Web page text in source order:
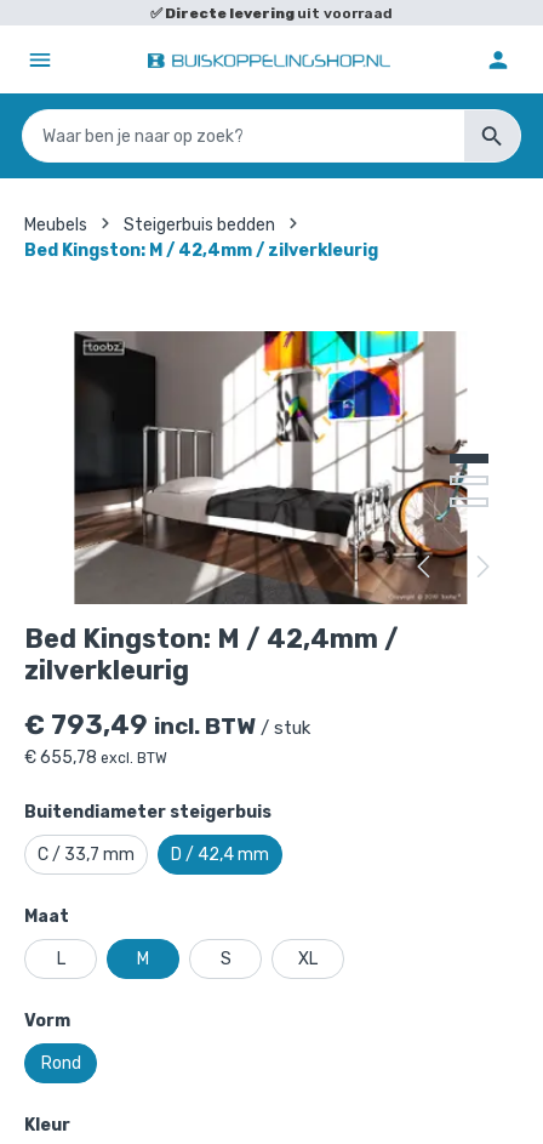
✅Directe levering uit voorraad
Meubels
Steigerbuis bedden
Bed Kingston: M / 42,4mm / zilverkleurig
Bed Kingston: M / 42,4mm /
zilverkleurig
€ 793,49 incl. BTW / stuk
€655,78 excl. BTW
Buitendiameter steigerbuis
C / 33,7 mm D / 42,4 mm
Maat
L M S XL
Vorm
Rond
Kleur
winkelmandje